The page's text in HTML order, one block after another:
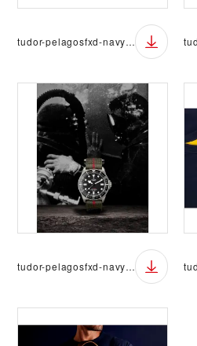
tudor-pelagosfxd-navy-11
tudor-pelagosfxd-navy-13